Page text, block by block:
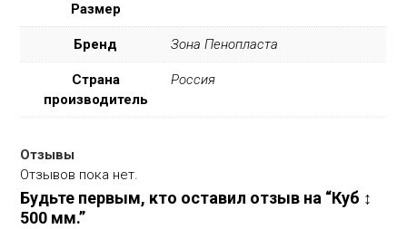
Размер
Бренд Зона Пенопласта
Страна
производитель
Россия
Отзывы
Отзывов пока нет.
Будьте первым, кто оставил отзыв на “Куб ↕
500 мм.”